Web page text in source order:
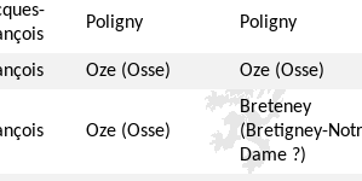
Poligny Poligny
Oze (Osse) Oze (Osse)
Oze (Osse)
Breteney
(Bretigney-
Dame ?)